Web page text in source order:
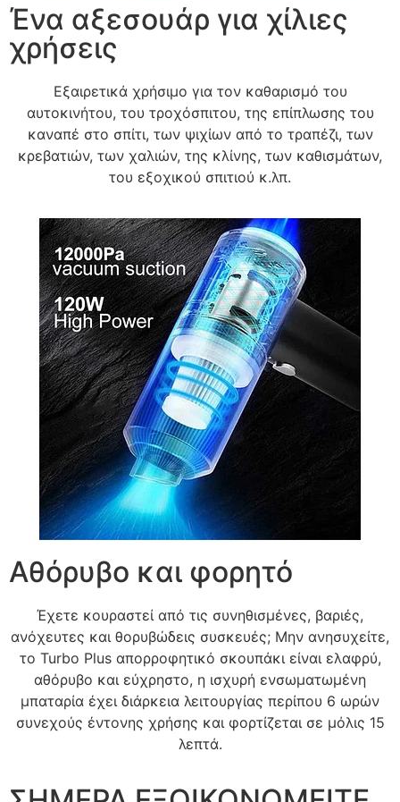
Ένα αξεσουάρ για χίλιες
χρήσεις
Εξαιρετικά χρήσιμο για τον καθαρισμό του
αυτοκινήτου, του τροχόσπιτου, της επίπλωσης του
καναπέ στο σπίτι, των ψιχίων από το τραπέζι, των
κρεβατιών, των χαλιών, της κλίνης, των καθισμάτων,
του εξοχικού σπιτιού κ.λπ.
Αθόρυβο και φορητό
Έχετε κουραστεί από τις συνηθισμένες, βαριές,
ανόχευτες και θορυβώδεις συσκευές; Μην ανησυχείτε,
το Turbo Plus απορροφητικό σκουπάκι είναι ελαφρύ,
αθόρυβο και εύχρηστο, η ισχυρή ενσωματωμένη
μπαταρία έχει διάρκεια λειτουργίας περίπου 6 ωρών
συνεχούς έντονης χρήσης και φορτίζεται σε μόλις 15
λεπτά.